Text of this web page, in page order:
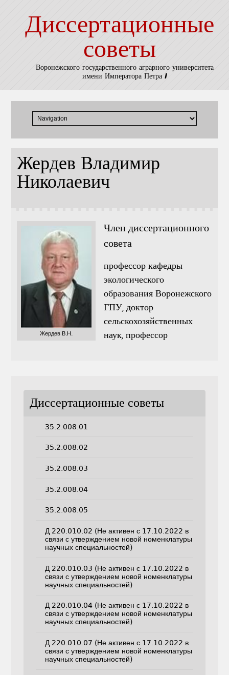
Диссертационные
советы
Воронежского государственного аграрного университета
имени Императора Петра I
Жердев Владимир
Николаевич
Жердев В.Н.
Член диссертационного
совета
профессор кафедры
экологического
образования Воронежского
ГПУ, доктор
сельскохозяйственных
наук, профессор
Диссертационные советы
35.2.008.01
35.2.008.02
35.2.008.03
35.2.008.04
35.2.008.05
Д 220.010.02 (Не активен с 17.10.2022 в
связи с утверждением новой номенклатуры
научных специальностей)
Д 220.010.03 (Не активен с 17.10.2022 в
связи с утверждением новой номенклатуры
научных специальностей)
Д 220.010.04 (Не активен с 17.10.2022 в
связи с утверждением новой номенклатуры
научных специальностей)
Д 220.010.07 (Не активен с 17.10.2022 в
связи с утверждением новой номенклатуры
научных специальностей)